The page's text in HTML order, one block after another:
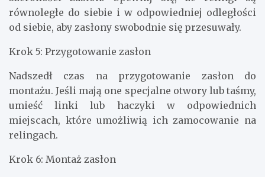
równoległe do siebie i w odpowiedniej odległości
od siebie, aby zasłony swobodnie się przesuwały.
Krok 5: Przygotowanie zasłon
Nadszedł czas na przygotowanie zasłon do
montażu. Jeśli mają one specjalne otwory lub taśmy,
umieść linki lub haczyki w odpowiednich
miejscach, które umożliwią ich zamocowanie na
relingach.
Krok 6: Montaż zasłon